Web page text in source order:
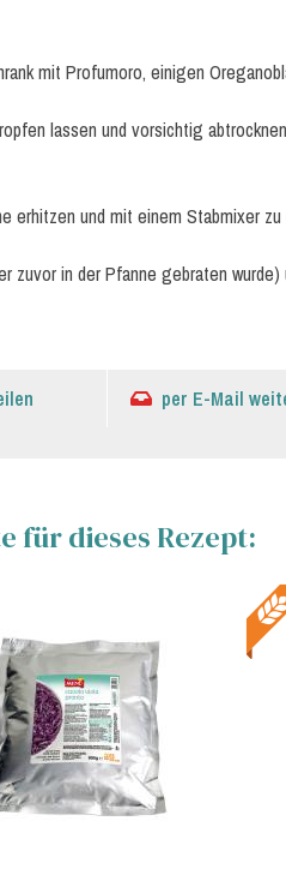
mit Profumoro, einigen
lassen und vorsichtig
erhitzen und mit einem Stabmixer
zuvor in der Pfanne gebraten
per E-Mail
für dieses Rezept: